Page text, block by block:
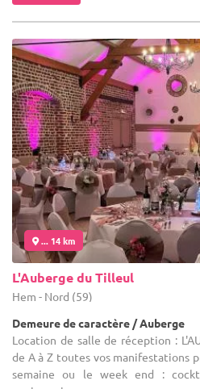
... 14 km
L'Auberge du Tilleul
Hem - Nord (59)
Demeure de caractère / Auberge
Location de salle de réception :
de A à Z toutes vos manifestations
semaine ou le week end :